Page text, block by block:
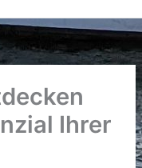
Ihrer